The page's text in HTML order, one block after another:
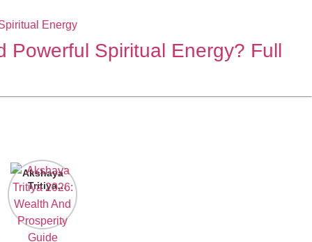
Powerful Spiritual Energy? Full
Akshaya
Tritiya
2026:
Wealth And
Prosperity
Guide